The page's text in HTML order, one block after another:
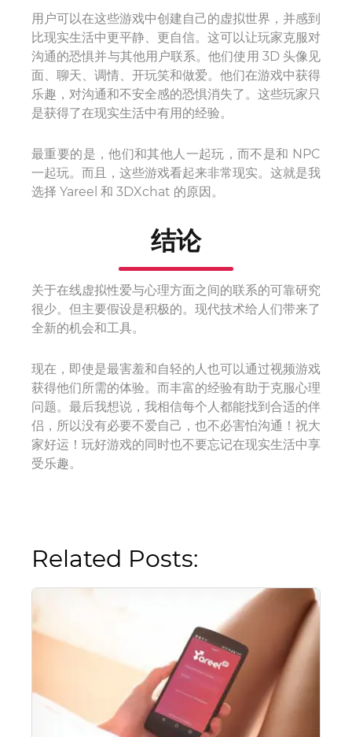
用户可以在这些游戏中创建自己的虚拟世界，并感到
比现实生活中更平静、更自信。这可以让玩家克服对
沟通的恐惧并与其他用户联系。他们使用 3D 头像见
面、聊天、调情、开玩笑和做爱。他们在游戏中获得
乐趣，对沟通和不安全感的恐惧消失了。这些玩家只
是获得了在现实生活中有用的经验。
最重要的是，他们和其他人一起玩，而不是和 NPC
一起玩。而且，这些游戏看起来非常现实。这就是我
选择 Yareel 和 3DXchat 的原因。
结论
关于在线虚拟性爱与心理方面之间的联系的可靠研究
很少。但主要假设是积极的。现代技术给人们带来了
全新的机会和工具。
现在，即使是最害羞和自轻的人也可以通过视频游戏
获得他们所需的体验。而丰富的经验有助于克服心理
问题。最后我想说，我相信每个人都能找到合适的伴
侣，所以没有必要不爱自己，也不必害怕沟通！祝大
家好运！玩好游戏的同时也不要忘记在现实生活中享
受乐趣。
Related Posts: